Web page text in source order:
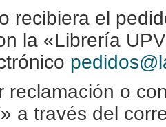
recibiera el
la «Librería
reclamación o
a través del